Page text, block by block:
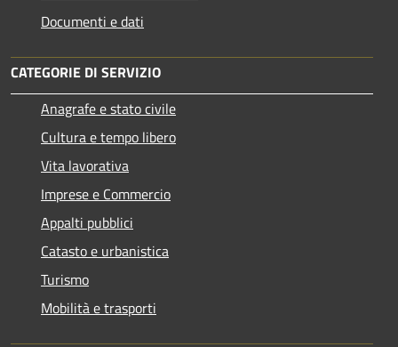
Documenti e dati
CATEGORIE DI SERVIZIO
Anagrafe e stato civile
Cultura e tempo libero
Vita lavorativa
Imprese e Commercio
Appalti pubblici
Catasto e urbanistica
Turismo
Mobilità e trasporti